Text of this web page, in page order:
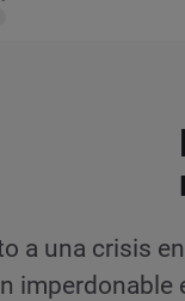
a una crisis
imperdonable